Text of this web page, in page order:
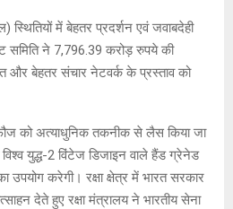
में बेहतर प्रदर्शन एवं जवाबदेही
समिति ने 7,796.39 करोड़ रुपये की
और बेहतर संचार नेटवर्क के प्रस्ताव को
को अत्याधुनिक तकनीक से लैस किया जा
विश्व युद्ध-2 विंटेज डिजाइन वाले हैंड ग्रेनेड
करेगी। रक्षा क्षेत्र में भारत सरकार
देते हुए रक्षा मंत्रालय ने भारतीय सेना